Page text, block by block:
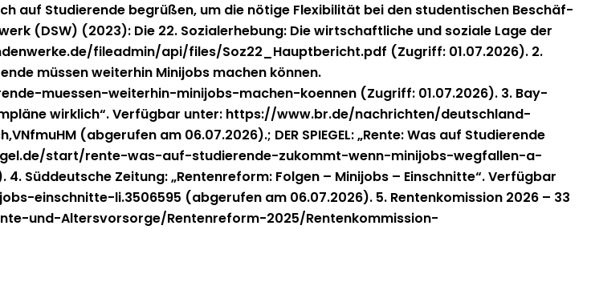
auf Studierende begrüßen, um die nötige Flex­i­bil­ität bei den stu­den­tis­chen Beschäf­
(DSW) (2023): Die 22. Sozialer­he­bung: Die wirtschaftliche und soziale Lage der
fileadmin/api/files/Soz22_Hauptbericht.pdf (Zugriff: 01.07.2026). 2.
müssen weit­er­hin Mini­jobs machen kön­nen.
muessen-weiterhin-minijobs-machen-koennen (Zugriff: 01.07.2026). 3. Bay­
wirk­lich“. Ver­füg­bar unter: https://www.br.de/nachrichten/deutschland-
(abgerufen am 06.07.2026).; DER SPIEGEL: „Rente: Was auf Studierende
start/rente-was-auf-studierende-zukommt-wenn-minijobs-wegfallen-a-
Süd­deutsche Zeitung: „Renten­re­form: Fol­gen – Mini­jobs – Ein­schnitte“. Ver­füg­bar
einschnitte-li.3506595 (abgerufen am 06.07.2026). 5. Rentenkomis­sion 2026 – 33
und-Altersvorsorge/Rentenreform-2025/Rentenkommission-